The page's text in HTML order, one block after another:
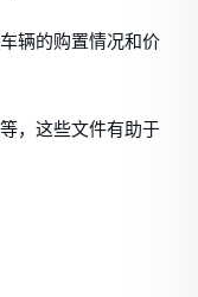
辆的购置情况和价
，这些文件有助于